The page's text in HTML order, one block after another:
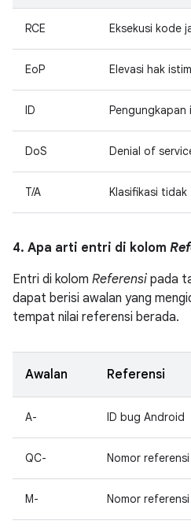
RCE Eksekusi kode
EoP Elevasi hak
ID Pengungkapan
DoS Denial of
T/A Klasifikasi tidak
4. Apa arti entri di kolom
Entri di kolom Referensi pada
dapat berisi awalan yang
tempat nilai referensi berada.
Awalan Referensi
A- ID bug Android
QC- Nomor
M- Nomor